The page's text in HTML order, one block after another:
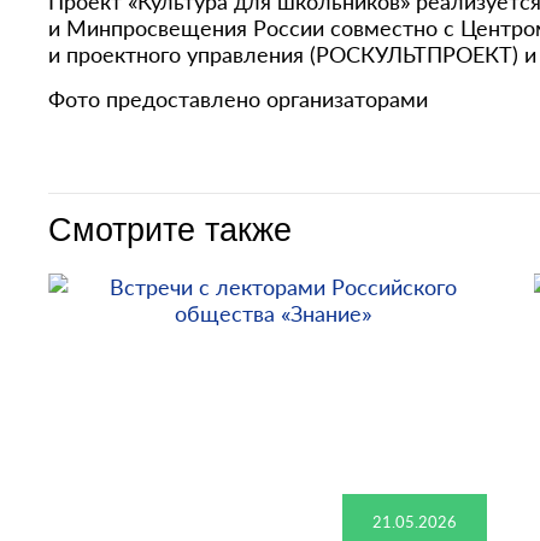
и Минпросвещения России совместно с
и проектного управления (РОСКУЛЬТПРОЕКТ)
Фото предоставлено организаторами
Смотрите также
21.05.2026